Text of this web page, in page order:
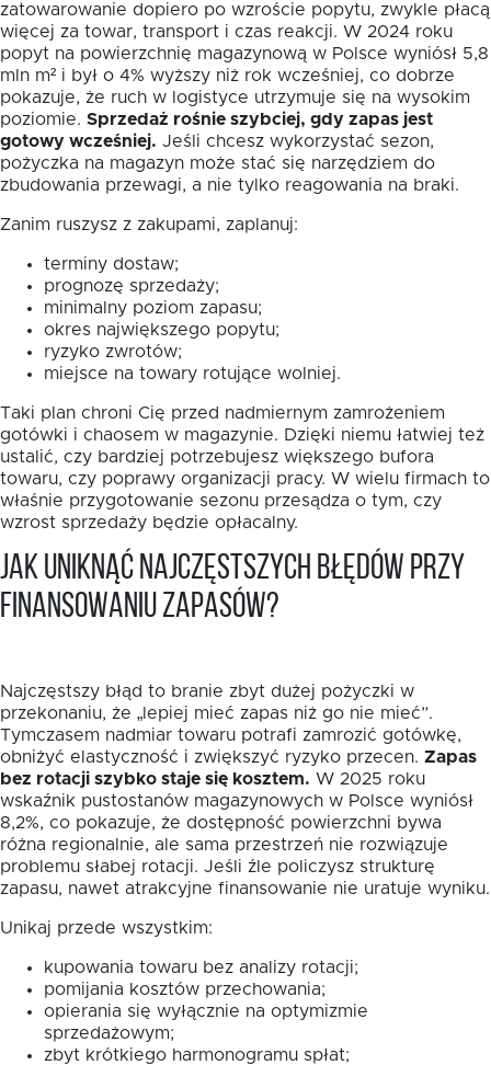
zatowarowanie dopiero po wzroście popytu, zwykle płacą
więcej za towar, transport i czas reakcji. W 2024 roku
popyt na powierzchnię magazynową w Polsce wyniósł 5,8
mln m² i był o 4% wyższy niż rok wcześniej, co dobrze
pokazuje, że ruch w logistyce utrzymuje się na wysokim
poziomie. Sprzedaż rośnie szybciej, gdy zapas jest
gotowy wcześniej. Jeśli chcesz wykorzystać sezon,
pożyczka na magazyn może stać się narzędziem do
zbudowania przewagi, a nie tylko reagowania na braki.
Zanim ruszysz z zakupami, zaplanuj:
terminy dostaw;
prognozę sprzedaży;
minimalny poziom zapasu;
okres największego popytu;
ryzyko zwrotów;
miejsce na towary rotujące wolniej.
Taki plan chroni Cię przed nadmiernym zamrożeniem
gotówki i chaosem w magazynie. Dzięki niemu łatwiej też
ustalić, czy bardziej potrzebujesz większego bufora
towaru, czy poprawy organizacji pracy. W wielu firmach to
właśnie przygotowanie sezonu przesądza o tym, czy
wzrost sprzedaży będzie opłacalny.
Jak uniknąć najczęstszych błędów przy
finansowaniu zapasów?
Najczęstszy błąd to branie zbyt dużej pożyczki w
przekonaniu, że „lepiej mieć zapas niż go nie mieć”.
Tymczasem nadmiar towaru potrafi zamrozić gotówkę,
obniżyć elastyczność i zwiększyć ryzyko przecen. Zapas
bez rotacji szybko staje się kosztem. W 2025 roku
wskaźnik pustostanów magazynowych w Polsce wyniósł
8,2%, co pokazuje, że dostępność powierzchni bywa
różna regionalnie, ale sama przestrzeń nie rozwiązuje
problemu słabej rotacji. Jeśli źle policzysz strukturę
zapasu, nawet atrakcyjne finansowanie nie uratuje wyniku.
Unikaj przede wszystkim:
kupowania towaru bez analizy rotacji;
pomijania kosztów przechowania;
opierania się wyłącznie na optymizmie
sprzedażowym;
zbyt krótkiego harmonogramu spłat;